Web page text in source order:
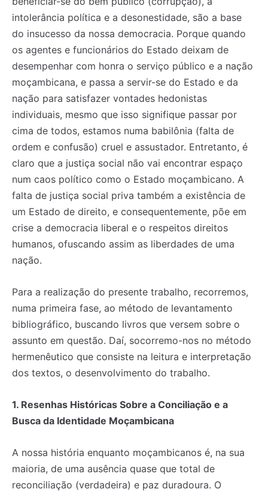
intolerância política e a desonestidade, são a base
do insucesso da nossa democracia. Porque quando
os agentes e funcionários do Estado deixam de
desempenhar com honra o serviço público e a nação
moçambicana, e passa a servir-se do Estado e da
nação para satisfazer vontades hedonistas
individuais, mesmo que isso signifique passar por
cima de todos, estamos numa babilônia (falta de
ordem e confusão) cruel e assustador. Entretanto, é
claro que a justiça social não vai encontrar espaço
num caos político como o Estado moçambicano. A
falta de justiça social priva também a existência de
um Estado de direito, e consequentemente, põe em
crise a democracia liberal e o respeitos direitos
humanos, ofuscando assim as liberdades de uma
nação.
Para a realização do presente trabalho, recorremos,
numa primeira fase, ao método de levantamento
bibliográfico, buscando livros que versem sobre o
assunto em questão. Daí, socorremo-nos no método
hermenêutico que consiste na leitura e interpretação
dos textos, o desenvolvimento do trabalho.
1. Resenhas Históricas Sobre a Conciliação e a
Busca da Identidade Moçambicana
A nossa história enquanto moçambicanos é, na sua
maioria, de uma ausência quase que total de
reconciliação (verdadeira) e paz duradoura. O